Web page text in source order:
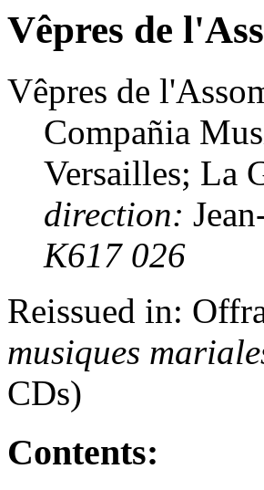
Vêpres de
Vêpres de
Compañia
Versailles; La
direction:
K617 026
Reissued in:
musiques
CDs)
Contents: